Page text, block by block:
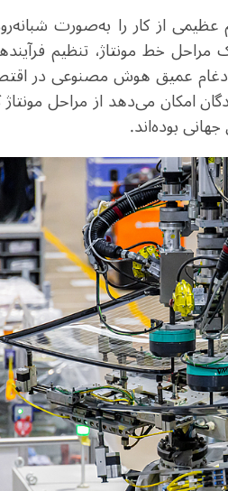
از کار را به‌صورت
خط مونتاژ، تنظیم
ادغام عمیق هوش مصنوعی در
امکان می‌دهد از مراحل
بوده‌اند.